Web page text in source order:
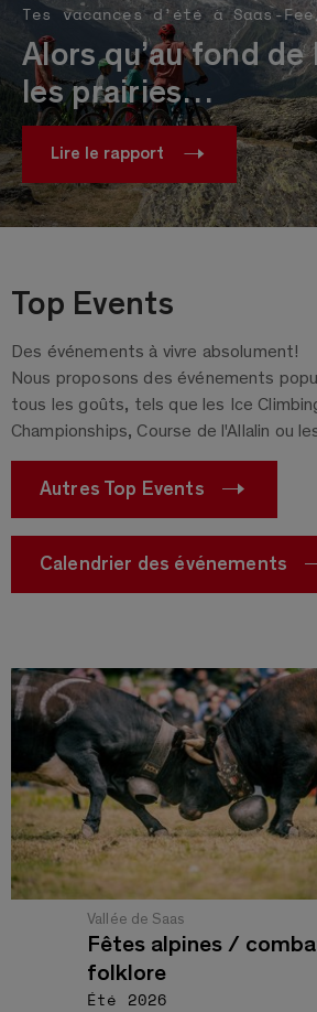
Tes vacances d’été à Saas-
Alors qu’au fond de
les prairies…
Lire le rapport
Top Events
Des événements à vivre absolument!
Nous proposons des événements
tous les goûts, tels que les Ice
Championships, Course de l'Allalin ou
Autres Top Events
Calendrier des événements
Vallée de Saas
Fêtes alpines /
folklore
Été 2026